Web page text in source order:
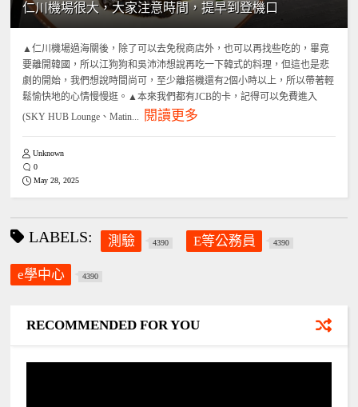
仁川機場很大，大家注意時間，提早到登機口
▲仁川機場過海關後，除了可以去免稅商店外，也可以再找些吃的，畢竟
要離開韓國，所以江狗狗和吳沛沛想說再吃一下韓式的料理，但這也是悲
劇的開始，我們想說時間尚可，至少離搭機還有2個小時以上，所以帶著輕
鬆愉快地的心情慢慢逛。▲本來我們都有JCB的卡，記得可以免費進入
(SKY HUB Lounge、Matin...
閱讀更多
Unknown
0
May 28, 2025
LABELS: 測驗 4390 E等公務員 4390
e學中心 4390
RECOMMENDED FOR YOU